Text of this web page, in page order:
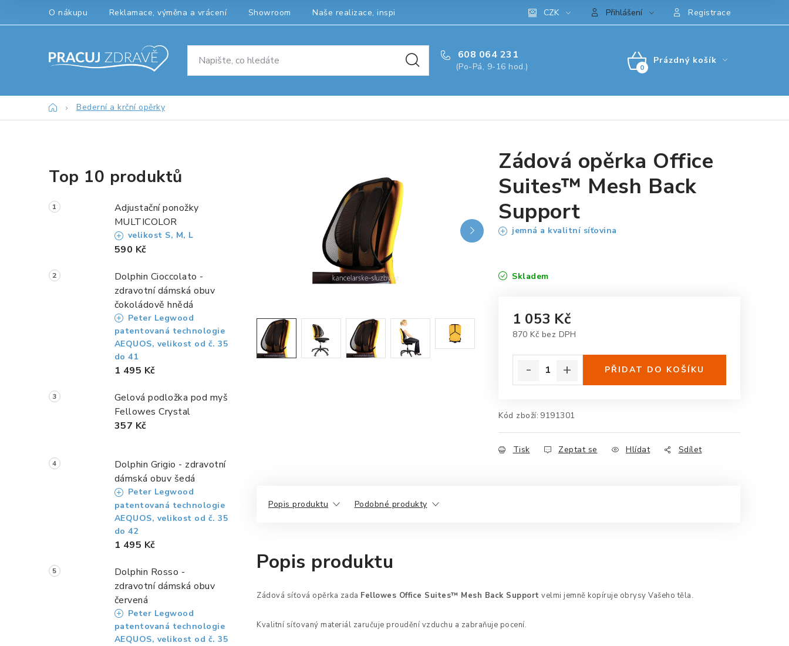
O nákupu Reklamace, výměna a vrácení Showroom Naše realizace, inspirace a návody CZK Přihlášení Registrace
608 064 231
(Po-Pá, 9-16 hod.)
NÁKUPNÍ
Prázdný košík
DomůBederní a krční opěrky
o
s
a
n
Top 10 produktů
Adjustační ponožky
MULTICOLOR
velikost S, M, L
590 Kč
Dolphin Cioccolato -
zdravotní dámská obuv
čokoládově hnědá
Peter Legwood
patentovaná technologie
AEQUOS, velikost od č. 35
do 41
1 495 Kč
Gelová podložka pod myš
Fellowes Crystal
357 Kč
Dolphin Grigio - zdravotní
dámská obuv šedá
Peter Legwood
patentovaná technologie
AEQUOS, velikost od č. 35
do 42
1 495 Kč
Dolphin Rosso -
zdravotní dámská obuv
červená
Peter Legwood
patentovaná technologie
AEQUOS, velikost od č. 35
Zádová opěrka Office
Suites™ Mesh Back
Support
jemná a kvalitní síťovina
Skladem
1 053 Kč
870 Kč bez DPH
PŘIDAT DO KOŠÍKU
Kód zboží: 9191301
Tisk Zeptat se Hlídat Sdílet
Popis produktu Podobné produkty
Popis produktu
Zádová síťová opěrka zada Fellowes Office Suites™ Mesh Back Support velmi jemně kopíruje obrysy Vašeho těla.
Kvalitní síťovaný materiál zaručuje proudění vzduchu a zabraňuje pocení.